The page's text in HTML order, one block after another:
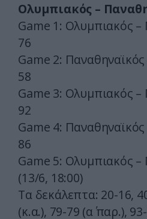
Ολυμπιακός –
Game 1: Ολυμπιακός
76
Game 2:
58
Game 3: Ολυμπιακός
92
Game 4:
86
Game 5: Ολυμπιακός –
(13/6, 18:00)
Τα δεκάλεπτα: 20-16,
(κ.α.), 79-79 (α΄ παρ.),